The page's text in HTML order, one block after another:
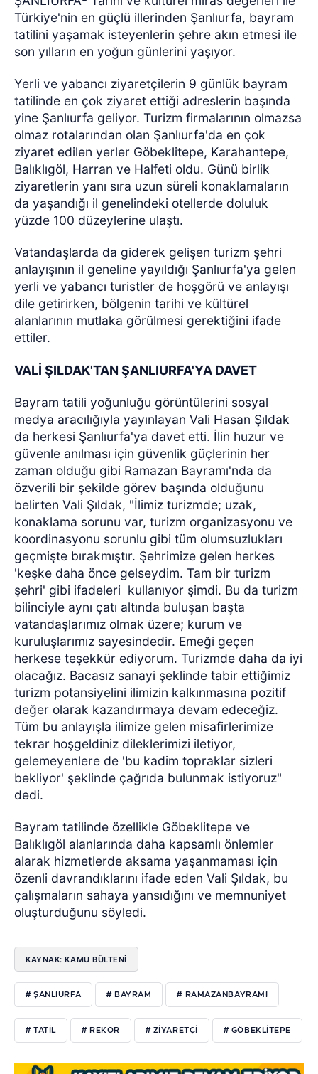
Türkiye'nin en güçlü illerinden Şanlıurfa, bayram
tatilini yaşamak isteyenlerin şehre akın etmesi ile
son yılların en yoğun günlerini yaşıyor.
Yerli ve yabancı ziyaretçilerin 9 günlük bayram
tatilinde en çok ziyaret ettiği adreslerin başında
yine Şanlıurfa geliyor. Turizm firmalarının olmazsa
olmaz rotalarından olan Şanlıurfa'da en çok
ziyaret edilen yerler Göbeklitepe, Karahantepe,
Balıklıgöl, Harran ve Halfeti oldu. Günü birlik
ziyaretlerin yanı sıra uzun süreli konaklamaların
da yaşandığı il genelindeki otellerde doluluk
yüzde 100 düzeylerine ulaştı.
Vatandaşlarda da giderek gelişen turizm şehri
anlayışının il geneline yayıldığı Şanlıurfa'ya gelen
yerli ve yabancı turistler de hoşgörü ve anlayışı
dile getirirken, bölgenin tarihi ve kültürel
alanlarının mutlaka görülmesi gerektiğini ifade
ettiler.
VALİ ŞILDAK'TAN ŞANLIURFA'YA DAVET
Bayram tatili yoğunluğu görüntülerini sosyal
medya aracılığıyla yayınlayan Vali Hasan Şıldak
da herkesi Şanlıurfa'ya davet etti. İlin huzur ve
güvenle anılması için güvenlik güçlerinin her
zaman olduğu gibi Ramazan Bayramı'nda da
özverili bir şekilde görev başında olduğunu
belirten Vali Şıldak, "İlimiz turizmde; uzak,
konaklama sorunu var, turizm organizasyonu ve
koordinasyonu sorunlu gibi tüm olumsuzlukları
geçmişte bırakmıştır. Şehrimize gelen herkes
'keşke daha önce gelseydim. Tam bir turizm
şehri' gibi ifadeleri kullanıyor şimdi. Bu da turizm
bilinciyle aynı çatı altında buluşan başta
vatandaşlarımız olmak üzere; kurum ve
kuruluşlarımız sayesindedir. Emeği geçen
herkese teşekkür ediyorum. Turizmde daha da iyi
olacağız. Bacasız sanayi şeklinde tabir ettiğimiz
turizm potansiyelini ilimizin kalkınmasına pozitif
değer olarak kazandırmaya devam edeceğiz.
Tüm bu anlayışla ilimize gelen misafirlerimize
tekrar hoşgeldiniz dileklerimizi iletiyor,
gelemeyenlere de 'bu kadim topraklar sizleri
bekliyor' şeklinde çağrıda bulunmak istiyoruz"
dedi.
Bayram tatilinde özellikle Göbeklitepe ve
Balıklıgöl alanlarında daha kapsamlı önlemler
alarak hizmetlerde aksama yaşanmaması için
özenli davrandıklarını ifade eden Vali Şıldak, bu
çalışmaların sahaya yansıdığını ve memnuniyet
oluşturduğunu söyledi.
KAYNAK: KAMU BÜLTENI
# ŞANLIURFA # BAYRAM # RAMAZANBAYRAMI
# TATIL # REKOR # ZIYARETÇI # GÖBEKLITEPE